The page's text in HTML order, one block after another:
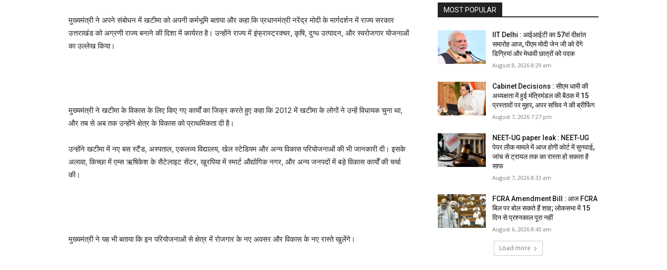
मुख्यमंत्री ने अपने संबोधन में खटीमा को अपनी कर्मभूमि बताया और कहा कि प्रधानमंत्री नरेंद्र मोदी के मार्गदर्शन में राज्य सरकार
उत्तराखंड को अग्रणी राज्य बनाने की दिशा में कार्यरत है। उन्होंने राज्य में इंफ्रास्ट्रक्चर, कृषि, दुग्ध उत्पादन, और स्वरोजगार योजनाओं
का उल्लेख किया।
मुख्यमंत्री ने खटीमा के विकास के लिए किए गए कार्यों का जिक्र करते हुए कहा कि 2012 में खटीमा के लोगों ने उन्हें विधायक चुना था,
और तब से अब तक उन्होंने क्षेत्र के विकास को प्राथमिकता दी है।
उन्होंने खटीमा में नए बस स्टैंड, अस्पताल, एकलव्य विद्यालय, खेल स्टेडियम और अन्य विकास परियोजनाओं की भी जानकारी दी। इसके
अलावा, किच्छा में एम्स ऋषिकेश के सैटेलाइट सेंटर, खुरपिया में स्मार्ट औद्योगिक नगर, और अन्य जनपदों में बड़े विकास कार्यों की चर्चा
की।
मुख्यमंत्री ने यह भी बताया कि इन परियोजनाओं से क्षेत्र में रोजगार के नए अवसर और विकास के नए रास्ते खुलेंगे।
MOST POPULAR
IIT Delhi : आईआईटी का 57वां दीक्षांत
समारोह आज, पीएम मोदी जेन जी को देंगे
डिग्रियां और मेधावी छात्रों को पदक
August 8, 2026 8:29 am
Cabinet Decisions : सीएम धामी की
अध्यक्षता में हुई मंत्रिमंडल की बैठक में 15
प्रस्तावों पर मुहर, अपर सचिव ने की ब्रीफिंग
August 7, 2026 7:27 pm
NEET-UG paper leak : NEET-UG
पेपर लीक मामले में आज होगी कोर्ट में सुनवाई,
जांच से ट्रायल तक का रास्ता हो सकता है
साफ
August 7, 2026 8:33 am
FCRA Amendment Bill : आज FCRA
बिल पर बोल सकते हैं शाह; लोकसभा में 15
दिन से प्रश्नकाल पूरा नहीं
August 6, 2026 8:43 am
Load more